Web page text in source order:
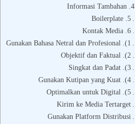
4. Informasi Tambahan
5. Boilerplate
6. Kontak Media
1). Gunakan Bahasa Netral dan Profesional
2). Objektif dan Faktual
3). Singkat dan Padat
4). Gunakan Kutipan yang Kuat
5). Optimalkan untuk Digital
Kirim ke Media Tertarget
Gunakan Platform Distribusi